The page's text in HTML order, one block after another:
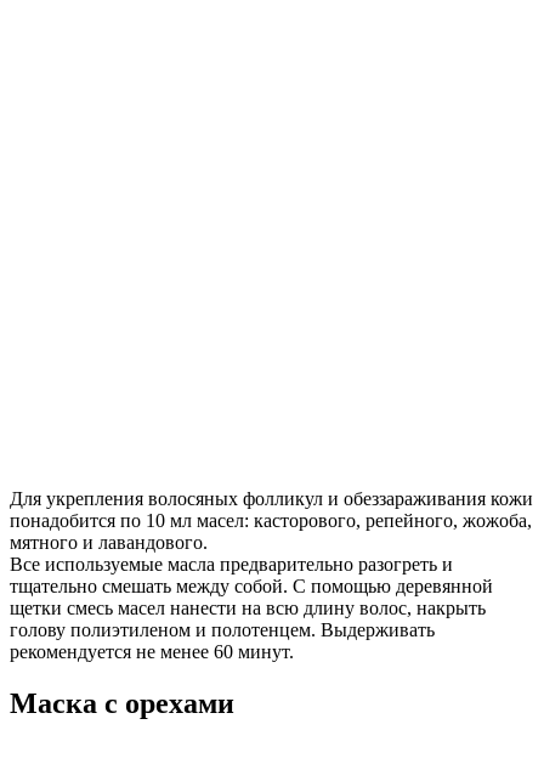
Для укрепления волосяных фолликул и обеззараживания кожи
понадобится по 10 мл масел: касторового, репейного, жожоба,
мятного и лавандового.
Все используемые масла предварительно разогреть и
тщательно смешать между собой. С помощью деревянной
щетки смесь масел нанести на всю длину волос, накрыть
голову полиэтиленом и полотенцем. Выдерживать
рекомендуется не менее 60 минут.
Маска с орехами